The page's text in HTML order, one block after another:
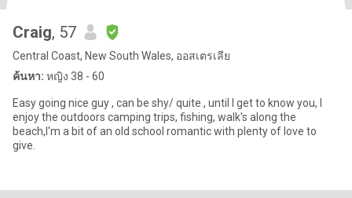
Craig, 57
Central Coast, New South Wales, ออสเตรเลีย
ค้นหา: หญิง 38 - 60
Easy going nice guy , can be shy/ quite , until I get to know you, I
enjoy the outdoors camping trips, fishing, walk's along the
beach,I'm a bit of an old school romantic with plenty of love to
give.